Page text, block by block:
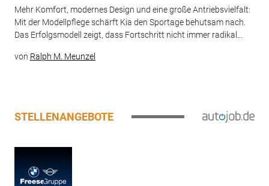
Mehr Komfort, modernes Design und eine große Antriebsvielfalt:
Mit der Modellpflege schärft Kia den Sportage behutsam nach.
Das Erfolgsmodell zeigt, dass Fortschritt nicht immer radikal...
von Ralph M. Meunzel
STELLENANGEBOTE